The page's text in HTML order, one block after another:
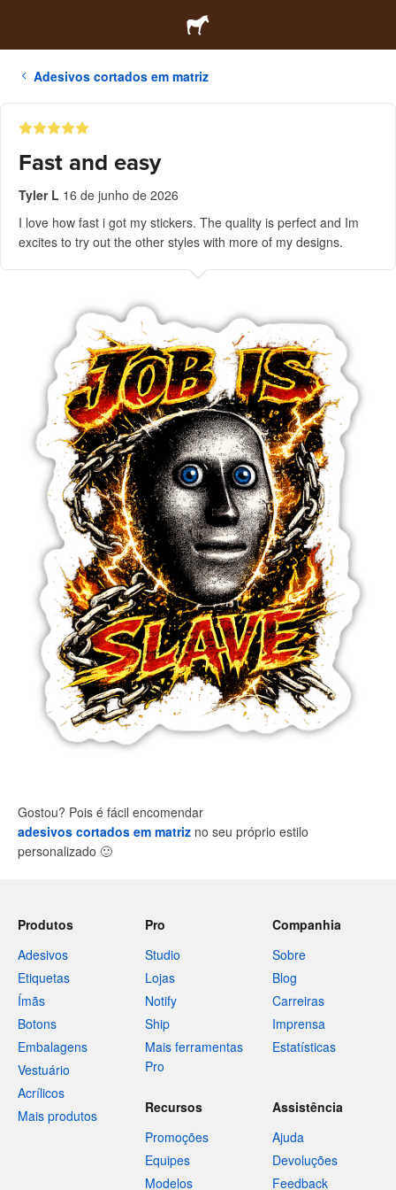
Adesivos cortados em matriz
Fast and easy
Tyler L 16 de junho de 2026
I love how fast i got my stickers. The quality is perfect and Im
excites to try out the other styles with more of my designs.
Gostou? Pois é fácil encomendar
adesivos cortados em matriz no seu próprio estilo
personalizado 🙂
Produtos
Adesivos
Etiquetas
Ímãs
Botons
Embalagens
Vestuário
Acrílicos
Mais produtos
Pro
Studio
Lojas
Notify
Ship
Mais ferramentas
Pro
Companhia
Sobre
Blog
Carreiras
Imprensa
Estatísticas
Recursos
Promoções
Equipes
Modelos
Assistência
Ajuda
Devoluções
Feedback